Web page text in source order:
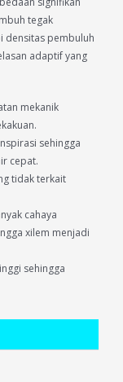
tegak
densitas pembuluh
adaptif yang
mekanik
sehingga
cepat.
tidak terkait
cahaya
xilem menjadi
sehingga